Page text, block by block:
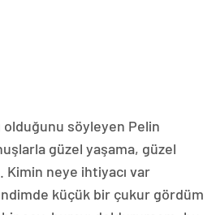
olduğunu söyleyen Pelin
güzel yaşama, güzel
Kimin neye ihtiyacı var
küçük bir çukur gördüm